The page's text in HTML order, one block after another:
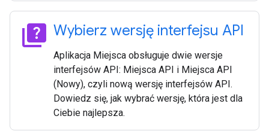
quiz Wybierz wersję interfejsu API
Aplikacja Miejsca obsługuje dwie wersje
interfejsów API: Miejsca API i Miejsca API
(Nowy), czyli nową wersję interfejsów API.
Dowiedz się, jak wybrać wersję, która jest dla
Ciebie najlepsza.